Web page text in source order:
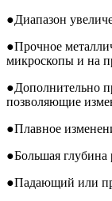
●Диапазон
●Прочное
микроскопы и на
●Дополнительно
позволяющие
●Плавное
●Большая глубина
●Падающий или